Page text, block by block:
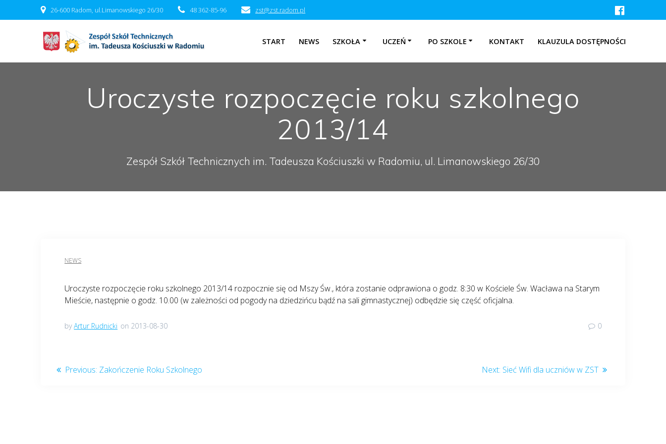
do
26-600 Radom, ul.Limanowskiego 26/30 48 362-85-96 zst@zst.radom.pl
START NEWS SZKOŁA UCZEŃ PO SZKOLE KONTAKT KLAUZULA DOSTĘPNOŚCI
Uroczyste rozpoczęcie roku szkolnego
2013/14
Zespół Szkół Technicznych im. Tadeusza Kościuszki w Radomiu, ul. Limanowskiego 26/30
NEWS
Uroczyste rozpoczęcie roku szkolnego 2013/14 rozpocznie się od Mszy Św., która zostanie odprawiona o godz. 8:30 w Kościele Św. Wacława na Starym
Mieście, następnie o godz. 10.00 (w zależności od pogody na dziedzińcu bądź na sali gimnastycznej) odbędzie się część oficjalna.
byArtur Rudnicki on 2013-08-30 0
Nawigacja
Previous: Previous
Zakończenie Roku Szkolnego Next: Next
Sieć Wifi dla uczniów w ZST